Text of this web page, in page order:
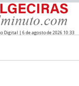
Digital | 6 de agosto de 2026 10:33